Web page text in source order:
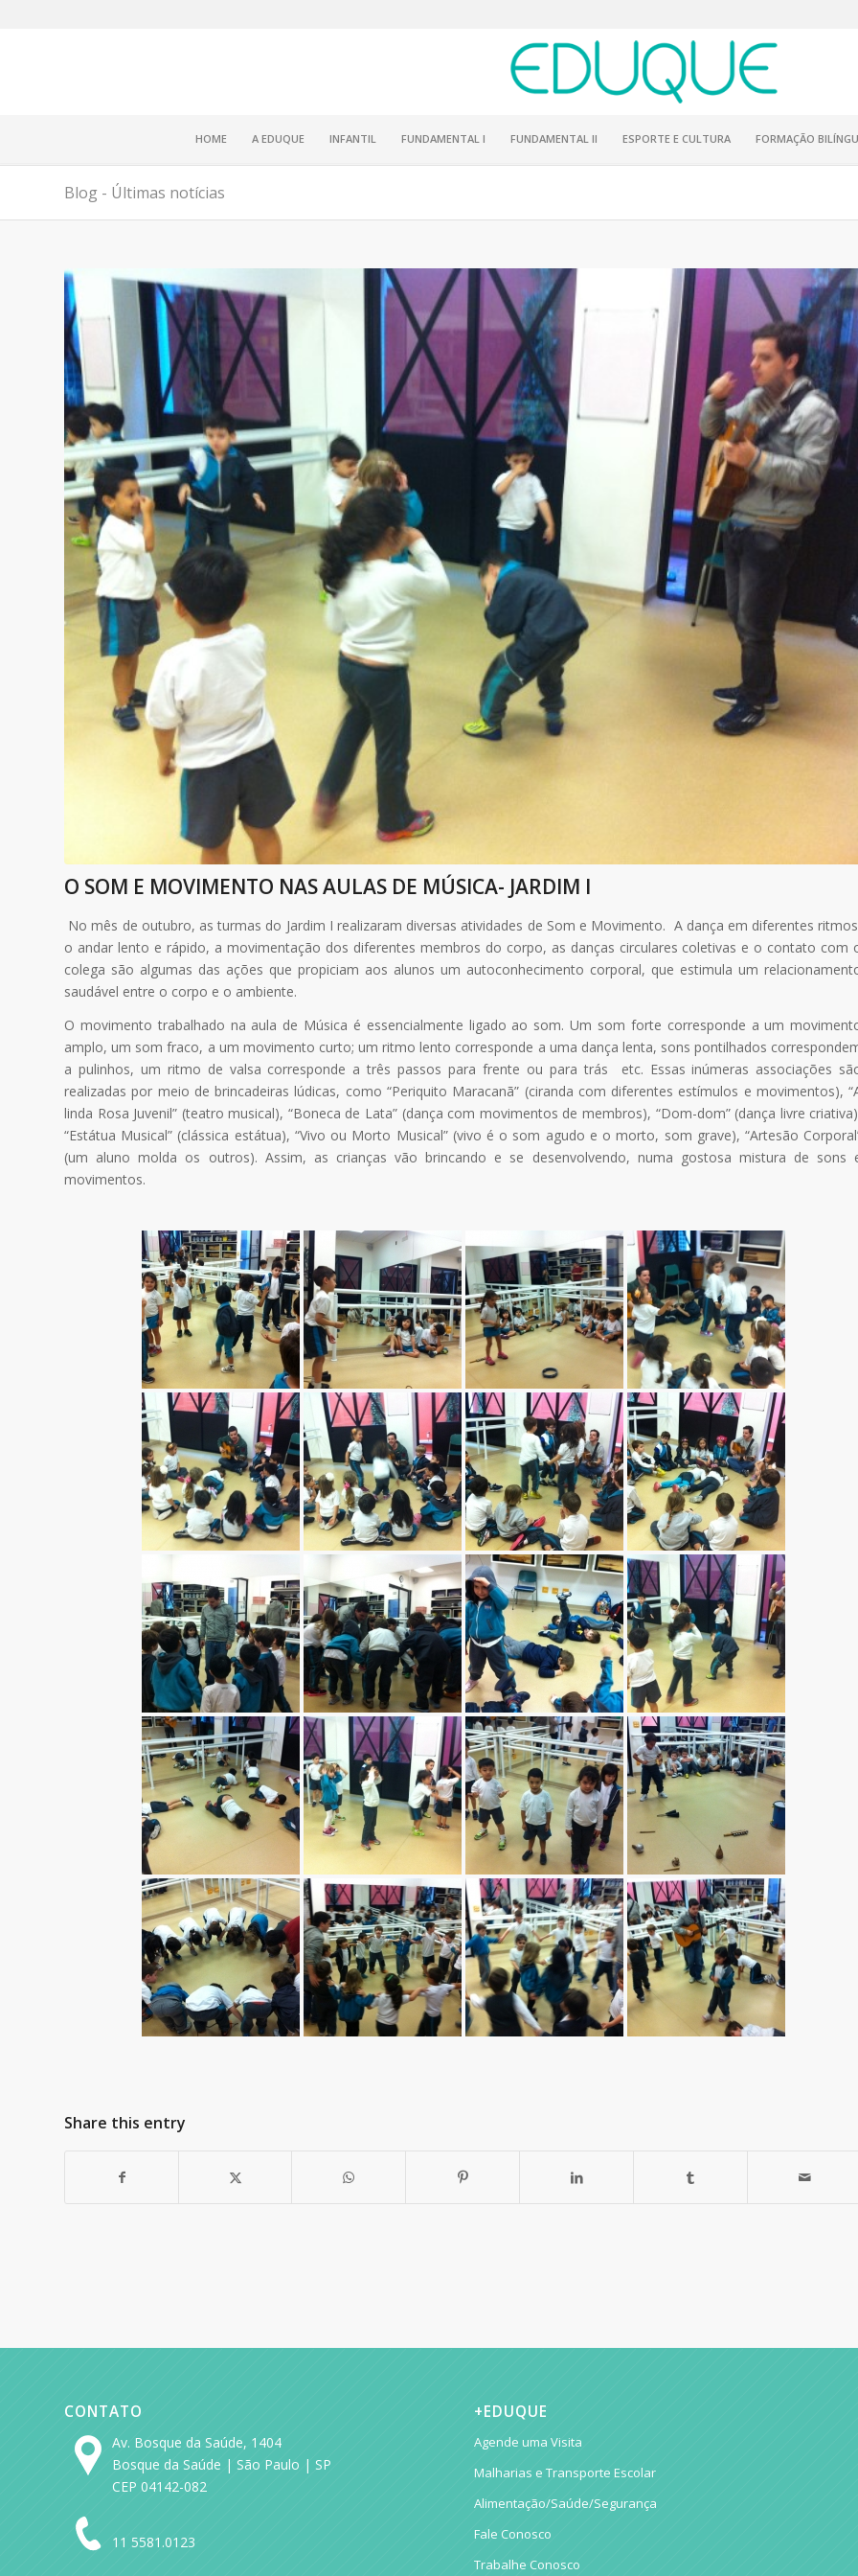
HOME A EDUQUE INFANTIL FUNDAMENTAL I FUNDAMENTAL II ESPORTE E CULTURA FORMAÇÃO
Blog - Últimas notícias
O SOM E MOVIMENTO NAS AULAS DE MÚSICA- JARDIM I
No mês de outubro, as turmas do Jardim I realizaram diversas atividades de Som e Movimento. A dança em diferentes
o andar lento e rápido, a movimentação dos diferentes membros do corpo, as danças circulares coletivas e o contato com
colega são algumas das ações que propiciam aos alunos um autoconhecimento corporal, que estimula um
saudável entre o corpo e o ambiente.
O movimento trabalhado na aula de Música é essencialmente ligado ao som. Um som forte corresponde a um
amplo, um som fraco, a um movimento curto; um ritmo lento corresponde a uma dança lenta, sons pontilhados
a pulinhos, um ritmo de valsa corresponde a três passos para frente ou para trás etc. Essas inúmeras associações
realizadas por meio de brincadeiras lúdicas, como “Periquito Maracanã” (ciranda com diferentes estímulos e movimentos),
linda Rosa Juvenil” (teatro musical), “Boneca de Lata” (dança com movimentos de membros), “Dom-dom” (dança livre
“Estátua Musical” (clássica estátua), “Vivo ou Morto Musical” (vivo é o som agudo e o morto, som grave), “Artesão
(um aluno molda os outros). Assim, as crianças vão brincando e se desenvolvendo, numa gostosa mistura de sons
movimentos.
Share this entry
CONTATO
Av. Bosque da Saúde, 1404
Bosque da Saúde | São Paulo | SP
CEP 04142-082
11 5581.0123
+EDUQUE
Agende uma Visita
Malharias e Transporte Escolar
Alimentação/Saúde/Segurança
Fale Conosco
Trabalhe Conosco